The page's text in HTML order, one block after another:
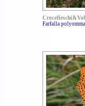
Farfalla